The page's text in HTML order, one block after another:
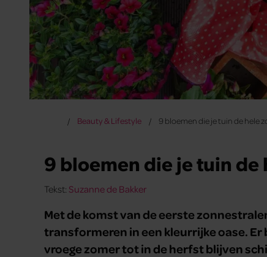
Beauty & Lifestyle 9 bloemen die je tuin de hele
9 bloemen die je tuin
Tekst: Suzanne de Bakker
Met de komst van de eerste
transformeren in een kleurrijke oase.
vroege zomer tot in de herfst blijven